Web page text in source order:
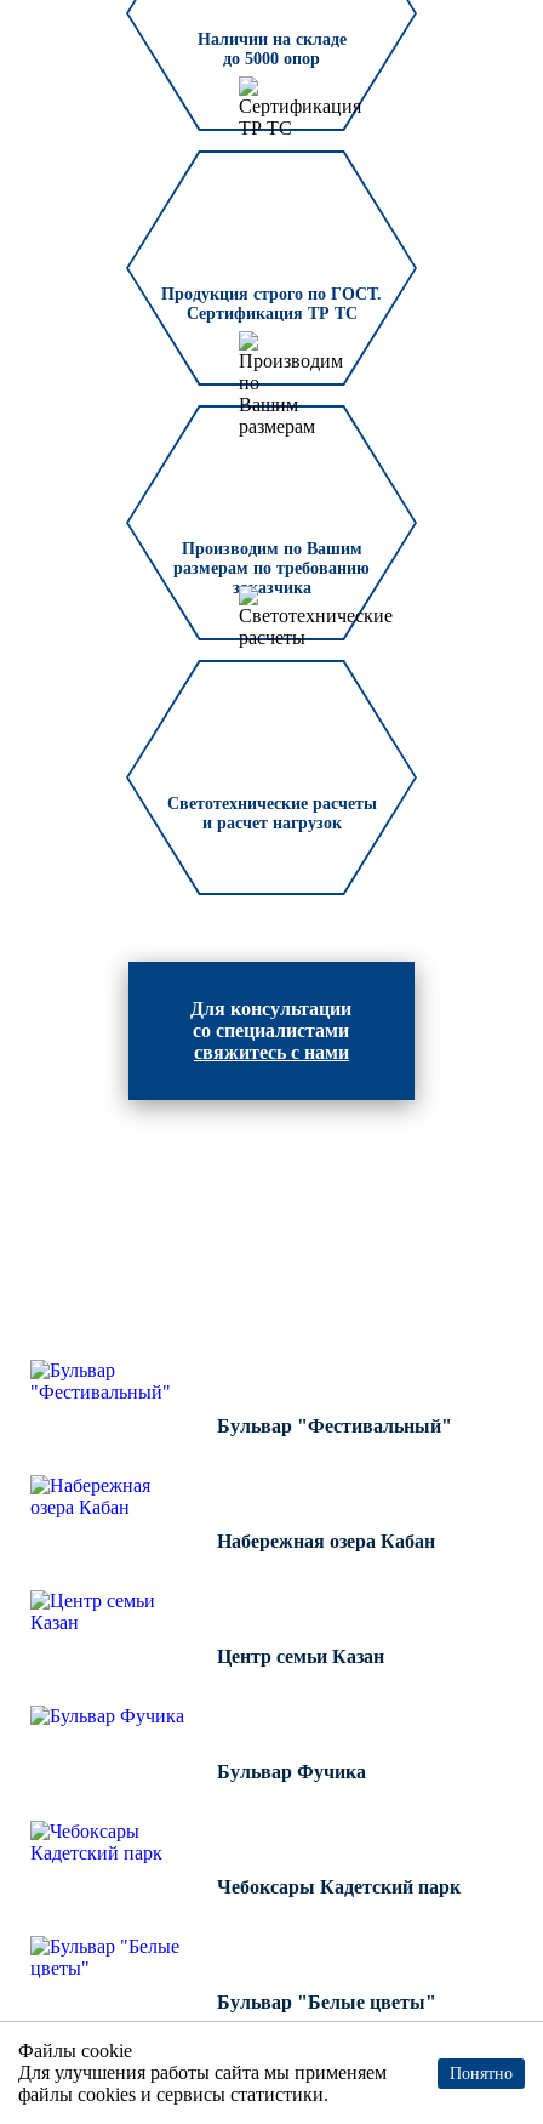
Наличии на складе
до 5000 опор
Продукция строго по ГОСТ.
Сертификация ТР ТС
Производим по Вашим
размерам по требованию
заказчика
Светотехнические расчеты
и расчет нагрузок
Для консультации
со специалистами
свяжитесь с нами
Бульвар "Фестивальный"
Набережная озера Кабан
Центр семьи Казан
Бульвар Фучика
Чебоксары Кадетский парк
Бульвар "Белые цветы"
Файлы cookie
Для улучшения работы сайта мы применяем
файлы cookies и сервисы статистики.
Понятно